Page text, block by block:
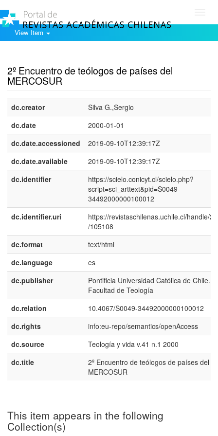
View Item
2º Encuentro de teólogos de países del
MERCOSUR
dc.creator
Silva G.,Sergio
dc.date
2000-01-01
dc.date.accessioned
2019-09-10T12:39:17Z
dc.date.available
2019-09-10T12:39:17Z
dc.identifier
https://scielo.conicyt.cl/scielo.php?
script=sci_arttext&pid=S0049-
34492000000100012
dc.identifier.uri
https://revistaschilenas.uchile.cl/handle/
/105108
dc.format
text/html
dc.language
es
dc.publisher
Pontificia Universidad Católica de Chile.
Facultad de Teología
dc.relation
10.4067/S0049-34492000000100012
dc.rights
info:eu-repo/semantics/openAccess
dc.source
Teología y vida v.41 n.1 2000
dc.title
2º Encuentro de teólogos de países del
MERCOSUR
This item appears in the following
Collection(s)